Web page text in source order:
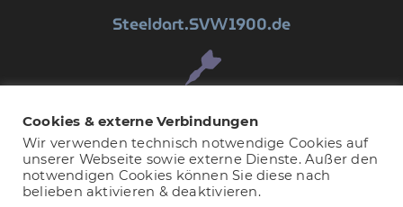
Steeldart.SVW1900.de
Copyright © 2026 SV Wanheim 1900 e.V..
Designed by re-define.de
Cookies & externe Verbindungen
Wir verwenden technisch notwendige Cookies auf
unserer Webseite sowie externe Dienste. Außer den
notwendigen Cookies können Sie diese nach
belieben aktivieren & deaktivieren.